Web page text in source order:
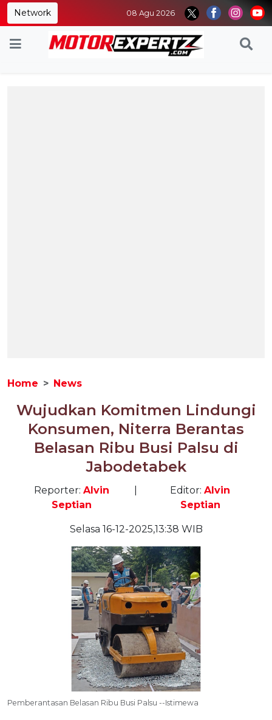
Network 08 Agu 2026
Home News
Wujudkan Komitmen Lindungi
Konsumen, Niterra Berantas
Belasan Ribu Busi Palsu di
Jabodetabek
Reporter: Alvin
Septian
Editor:Alvin
Septian
Selasa 16-12-2025,13:38 WIB
Pemberantasan Belasan Ribu Busi Palsu --Istimewa